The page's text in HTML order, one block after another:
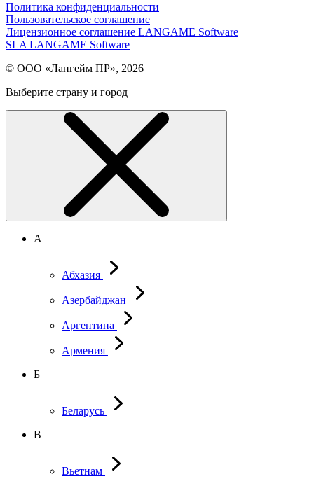
Политика конфиденциальности
Пользовательское соглашение
Лицензионное соглашение LANGAME Software
SLA LANGAME Software
© ООО «Лангейм ПР», 2026
Выберите страну и город
А
Абхазия
Азербайджан
Аргентина
Армения
Б
Беларусь
В
Вьетнам